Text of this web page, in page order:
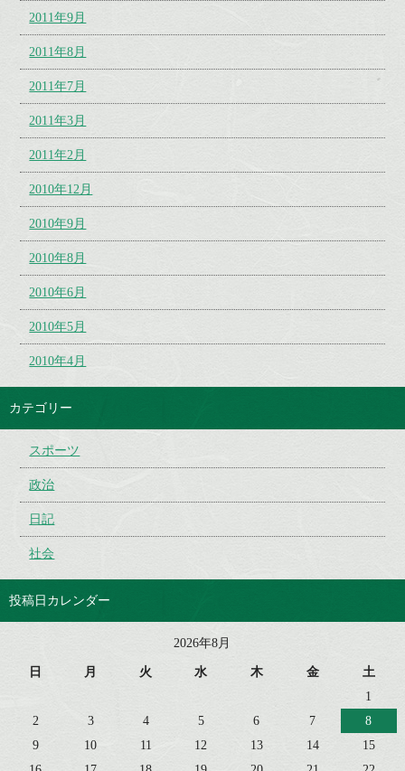
2011年9月
2011年8月
2011年7月
2011年3月
2011年2月
2010年12月
2010年9月
2010年8月
2010年6月
2010年5月
2010年4月
カテゴリー
スポーツ
政治
日記
社会
投稿日カレンダー
2026年8月
日 月 火 水 木 金
土
1
2
3 4 5 6 7
8
9
10 11 12 13 14
15